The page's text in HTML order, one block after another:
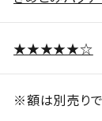
★★★★★☆
※額は別売りで